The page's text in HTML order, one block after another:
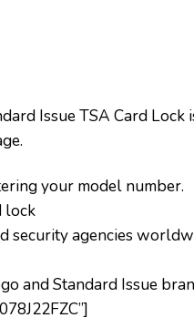
Issue TSA Card
your model number.
lock
security agencies
and Standard Issue